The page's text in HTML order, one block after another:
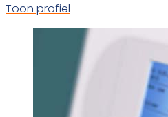
Toon profiel